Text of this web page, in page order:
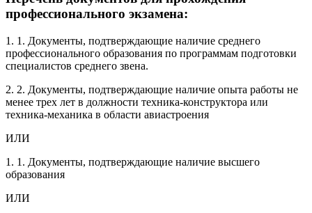
профессионального экзамена:
1. 1. Документы, подтверждающие наличие среднего
профессионального образования по программам подготовки
специалистов среднего звена.
2. 2. Документы, подтверждающие наличие опыта работы не
менее трех лет в должности техника-конструктора или
техника-механика в области авиастроения
ИЛИ
1. 1. Документы, подтверждающие наличие высшего
образования
ИЛИ